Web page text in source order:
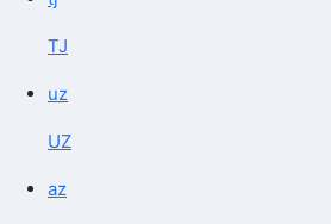
TJ
uz
UZ
az